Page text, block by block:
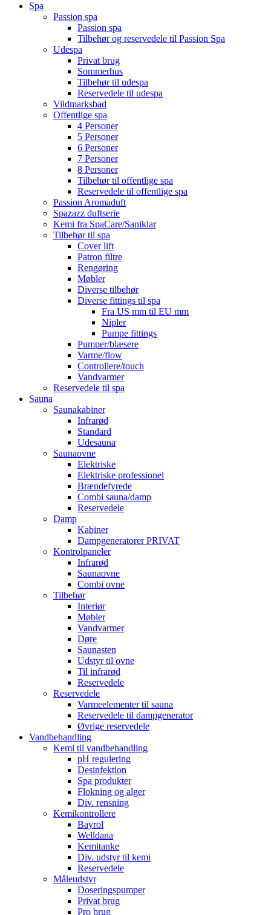
Spa
Passion spa
Passion spa
Tilbehør og reservedele til Passion Spa
Udespa
Privat brug
Sommerhus
Tilbehør til udespa
Reservedele til udespa
Vildmarksbad
Offentlige spa
4 Personer
5 Personer
6 Personer
7 Personer
8 Personer
Tilbehør til offentlige spa
Reservedele til offentlige spa
Passion Aromaduft
Spazazz duftserie
Kemi fra SpaCare/Saniklar
Tilbehør til spa
Cover lift
Patron filtre
Rengøring
Møbler
Diverse tilbehør
Diverse fittings til spa
Fra US mm til EU mm
Nipler
Pumpe fittings
Pumper/blæsere
Varme/flow
Controllere/touch
Vandvarmer
Reservedele til spa
Sauna
Saunakabiner
Infrarød
Standard
Udesauna
Saunaovne
Elektriske
Elektriske professionel
Brændefyrede
Combi sauna/damp
Reservedele
Damp
Kabiner
Dampgeneratorer PRIVAT
Kontrolpaneler
Infrarød
Saunaovne
Combi ovne
Tilbehør
Interiør
Møbler
Vandvarmer
Døre
Saunasten
Udstyr til ovne
Til infrarød
Reservedele
Reservedele
Varmeelementer til sauna
Reservedele til dampgenerator
Øvrige reservedele
Vandbehandling
Kemi til vandbehandling
pH regulering
Desinfektion
Spa produkter
Flokning og alger
Div. rensning
Kemikontrollere
Bayrol
Welldana
Kemitanke
Div. udstyr til kemi
Reservedele
Måleudstyr
Doseringspumper
Privat brug
Pro brug